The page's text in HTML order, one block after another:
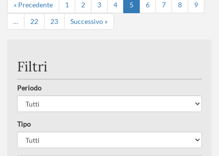
« Precedente 1 2 3 4 5 6 7 8
9
…
22 23 Successivo »
Filtri
Periodo
Tipo